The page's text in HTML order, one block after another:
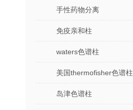
手性药物分离
免疫亲和柱
waters色谱柱
美国thermofisher色谱柱
岛津色谱柱